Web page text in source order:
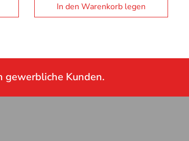
In den Warenkorb legen
gewerbliche Kunden.